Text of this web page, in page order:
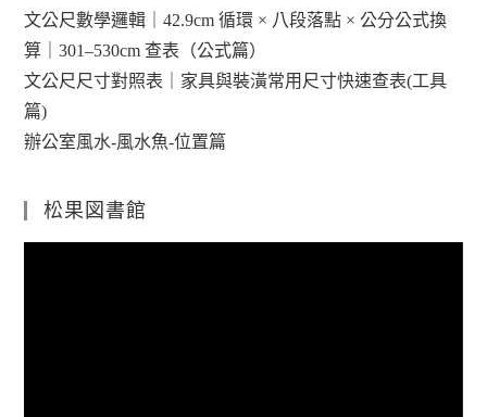
文公尺數學邏輯｜42.9cm 循環 × 八段落點 × 公分公式換
算｜301–530cm 查表（公式篇）
文公尺尺寸對照表｜家具與裝潢常用尺寸快速查表(工具
篇)
辦公室風水-風水魚-位置篇
松果図書館